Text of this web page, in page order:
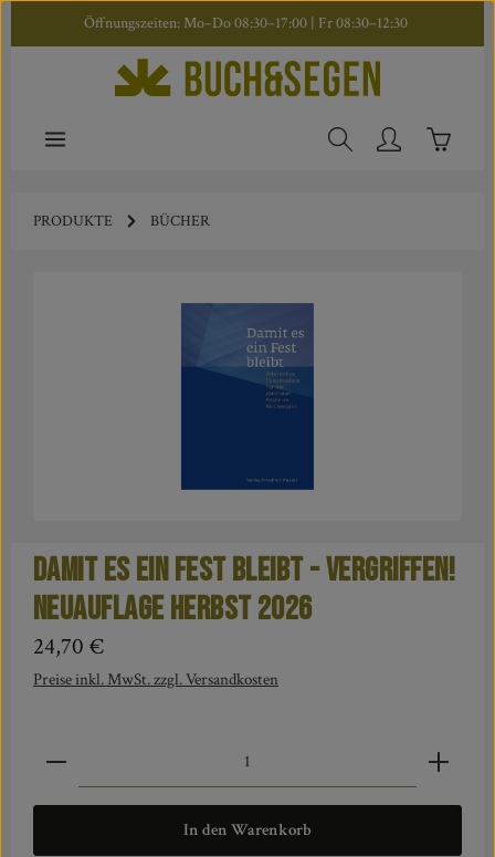
Zum Hauptinhalt springen
Öffnungszeiten: Mo–Do 08:30–17:00 | Fr 08:30–12:30
PRODUKTE BÜCHER
Damit es ein Fest bleibt - Vergriffen!
Neuauflage Herbst 2026
Regulärer Preis:
24,70 €
Preise inkl. MwSt. zzgl. Versandkosten
Produkt Anzahl: Gib den gewünschten Wert ein oder
In den Warenkorb